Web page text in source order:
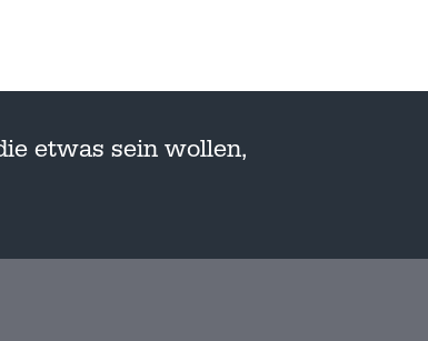
etwas sein wollen,